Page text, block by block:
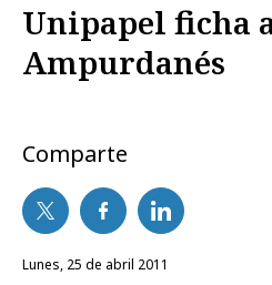
Unipapel ficha
Ampurdanés
Comparte
lunes, 25 de abril 2011